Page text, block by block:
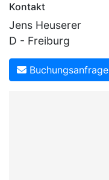
Kontakt
Jens Heuserer
D - Freiburg
Buchungsanfrage